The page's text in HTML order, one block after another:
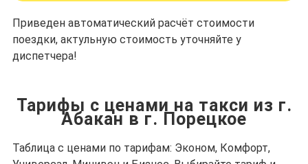
Приведен автоматический расчёт стоимости
поездки, актульную стоимость уточняйте у
диспетчера!
Тарифы с ценами на такси из г.
Абакан в г. Порецкое
Таблица с ценами по тарифам: Эконом, Комфорт,